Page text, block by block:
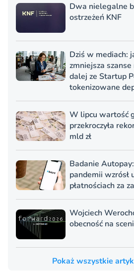
Dwa nielegalne
ostrzeżeń KNF
Dziś w mediach:
zmniejsza
dalej ze Startup
tokenizowane
W lipcu wartość
przekroczyła
mld zł
Badanie
pandemii wzrósł
płatnościach za
Wojciech
obecność na
Pokaż wszystkie